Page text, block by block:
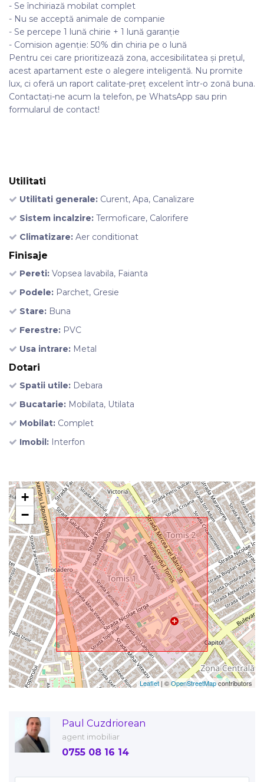
- Se închiriază mobilat complet
- Nu se acceptă animale de companie
- Se percepe 1 lună chirie + 1 lună garanție
- Comision agenție: 50% din chiria pe o lună
Pentru cei care prioritizează zona, accesibilitatea și prețul,
acest apartament este o alegere inteligentă. Nu promite
lux, ci oferă un raport calitate-preț excelent într-o zonă buna.
Contactați-ne acum la telefon, pe WhatsApp sau prin
formularul de contact!
Utilitati
Utilitati generale: Curent, Apa, Canalizare
Sistem incalzire: Termoficare, Calorifere
Climatizare: Aer conditionat
Finisaje
Pereti: Vopsea lavabila, Faianta
Podele: Parchet, Gresie
Stare: Buna
Ferestre: PVC
Usa intrare: Metal
Dotari
Spatii utile: Debara
Bucatarie: Mobilata, Utilata
Mobilat: Complet
Imobil: Interfon
+
−
Leaflet | ©OpenStreetMapcontributors
Paul Cuzdriorean
agent imobiliar
0755 08 16 14